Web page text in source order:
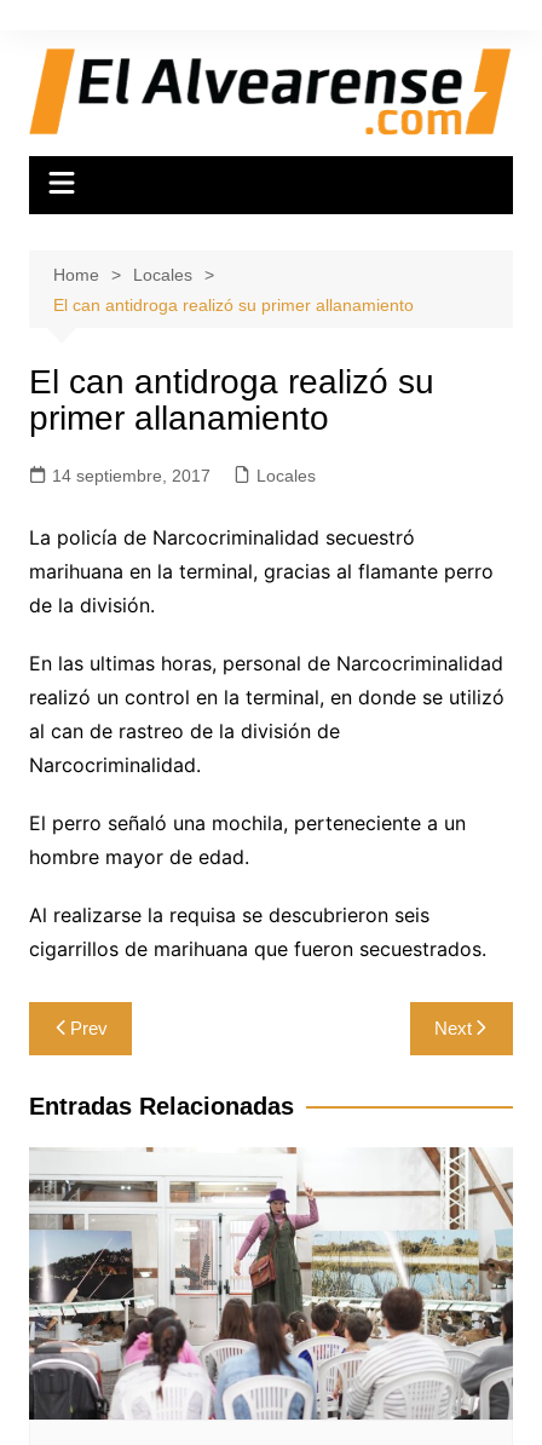
content
Home
Locales
El can antidroga realizó su primer allanamiento
El can antidroga realizó su
primer allanamiento
14 septiembre, 2017 Locales
La policía de Narcocriminalidad secuestró
marihuana en la terminal, gracias al flamante perro
de la división.
En las ultimas horas, personal de Narcocriminalidad
realizó un control en la terminal, en donde se utilizó
al can de rastreo de la división de
Narcocriminalidad.
El perro señaló una mochila, perteneciente a un
hombre mayor de edad.
Al realizarse la requisa se descubrieron seis
cigarrillos de marihuana que fueron secuestrados.
Navegación
de
entradas
Prev Next
Entradas Relacionadas